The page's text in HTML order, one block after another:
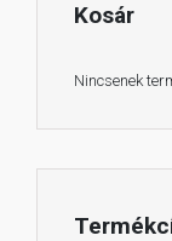
Kosár
Nincsenek